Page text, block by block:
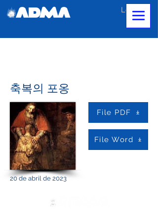
Login
축복의 포옹
File PDF
File Word
20 de abril de 2023